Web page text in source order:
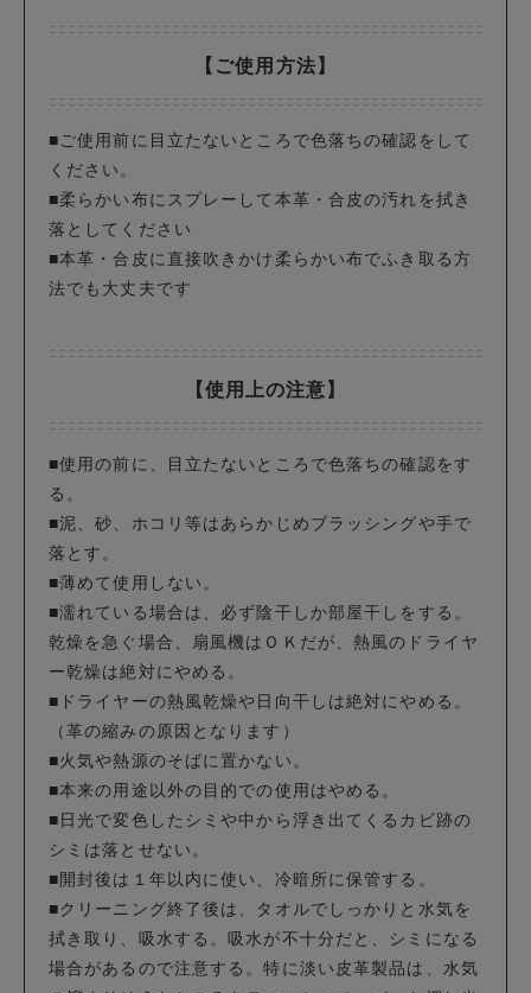
【ご使用方法】
■ご使用前に目立たないところで色落ちの確認をして
ください。
■柔らかい布にスプレーして本革・合皮の汚れを拭き
落としてください
■本革・合皮に直接吹きかけ柔らかい布でふき取る方
法でも大丈夫です
【使用上の注意】
■使用の前に、目立たないところで色落ちの確認をす
る。
■泥、砂、ホコリ等はあらかじめブラッシングや手で
落とす。
■薄めて使用しない。
■濡れている場合は、必ず陰干しか部屋干しをする。
乾燥を急ぐ場合、扇風機はＯＫだが、熱風のドライヤ
ー乾燥は絶対にやめる。
■ドライヤーの熱風乾燥や日向干しは絶対にやめる。
（革の縮みの原因となります）
■火気や熱源のそばに置かない。
■本来の用途以外の目的での使用はやめる。
■日光で変色したシミや中から浮き出てくるカビ跡の
シミは落とせない。
■開封後は１年以内に使い、冷暗所に保管する。
■クリーニング終了後は、タオルでしっかりと水気を
拭き取り、吸水する。吸水が不十分だと、シミになる
場合があるので注意する。特に淡い皮革製品は、水気